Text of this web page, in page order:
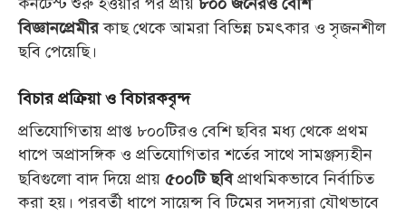
বিজ্ঞানপ্রেমীরকাছ থেকে আমরা বিভিন্ন চমৎকার ও সৃজনশীল
ছবি পেয়েছি।
বিচার প্রক্রিয়া ও বিচারকবৃন্দ
প্রতিযোগিতায় প্রাপ্ত ৮০০টিরও বেশি ছবির মধ্য থেকে প্রথম
ধাপে অপ্রাসঙ্গিক ও প্রতিযোগিতার শর্তের সাথে সামঞ্জস্যহীন
ছবিগুলো বাদ দিয়ে প্রায় ৫০০টি ছবিপ্রাথমিকভাবে নির্বাচিত
করা হয়। পরবর্তী ধাপে সায়েন্স বি টিমের সদস্যরা যৌথভাবে